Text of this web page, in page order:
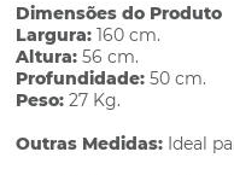
Dimensões do Produto
Largura: 160 cm.
Altura: 56 cm.
Profundidade: 50 cm.
Peso: 27 Kg.
Outras Medidas: Ideal